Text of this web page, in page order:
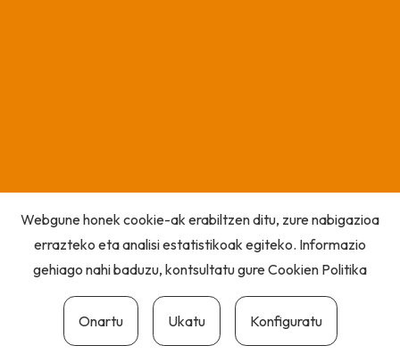
Webgune honek cookie-ak erabiltzen ditu, zure nabigazioa
errazteko eta analisi estatistikoak egiteko. Informazio
gehiago nahi baduzu, kontsultatu gureCookien Politika
Onartu Ukatu Konfiguratu